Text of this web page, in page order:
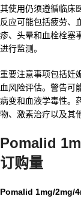
其使用仍须遵循临床
反应可能包括疲劳、
疹、头晕和血栓栓塞
进行监测。
重要注意事项包括妊
血风险评估。警告可
病变和血液学毒性。
物、激素治疗以及其
Pomalid
订购量
Pomalid 1mg/2mg/